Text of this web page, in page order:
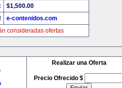
$1,500.00
e-contenidos.com
consideradas ofertas
Realizar una Oferta
Precio Ofrecido $